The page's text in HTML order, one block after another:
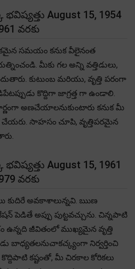
August 15, 1954
వరకు
సమయం కనుక వీలైనంత
మీకు గల అన్ని వత్తిడులు,
కుటుంబ మరియు, వృత్తి పరంగా
కొద్దిగా జాగ్రత్త గా ఉండాలి.
అణచేయాలనుకుంటారు కనుక మీ
చేయరు. సాహసం చూపి, వృత్తిపరమైన
August 15, 1961
వరకు
అవకాశాలున్నవి. ఋణ
పెడితే అప్పు పుట్టవచ్చును. చిన్నపాటి
జీవితంలో ముఖ్యమైన వృత్తి
బాధ్యతలనుచాకచ్క్యంగా నిర్వర్తించి
కష్టంతో, మీ చిరకాల కోరికలు